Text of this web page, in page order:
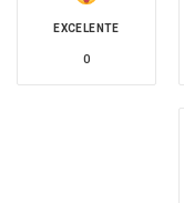
EXCELENTE
0